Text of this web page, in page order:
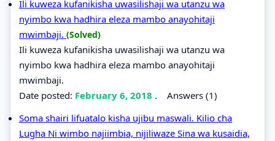
Ili kuweza kufanikisha uwasilishaji wa utanzu wa
nyimbo kwa hadhira eleza mambo anayohitaji
mwimbaji. (Solved)
Ili kuweza kufanikisha uwasilishaji wa utanzu wa
nyimbo kwa hadhira eleza mambo anayohitaji
mwimbaji.
Date posted: February 6, 2018 . Answers (1)
Soma shairi lifuatalo kisha ujibu maswali. Kilio cha
Lugha Ni wimbo najiimbia, nijiliwaze Sina wa kusaidia,